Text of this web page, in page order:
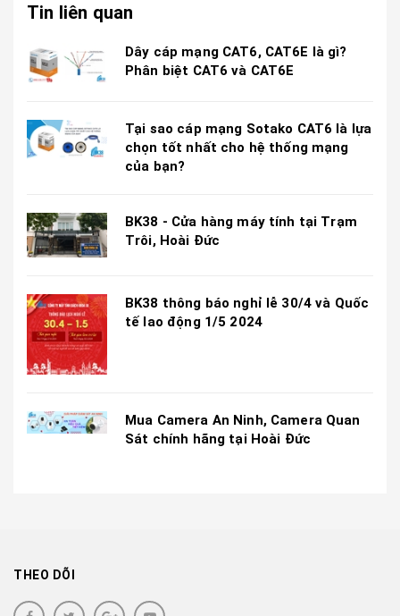
Tin liên quan
Dây cáp mạng CAT6, CAT6E là gì?
Phân biệt CAT6 và CAT6E
Tại sao cáp mạng Sotako CAT6 là lựa
chọn tốt nhất cho hệ thống mạng
của bạn?
BK38 - Cửa hàng máy tính tại Trạm
Trôi, Hoài Đức
BK38 thông báo nghỉ lễ 30/4 và Quốc
tế lao động 1/5 2024
Mua Camera An Ninh, Camera Quan
Sát chính hãng tại Hoài Đức
THEO DÕI